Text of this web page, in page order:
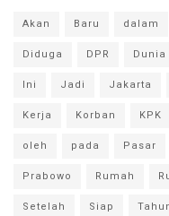
Akan Baru dalam
Diduga
DPR Dunia
Ini
Jadi Jakarta
Kerja
Korban KPK
oleh
pada Pasar
Prabowo
Rumah
Setelah
Siap